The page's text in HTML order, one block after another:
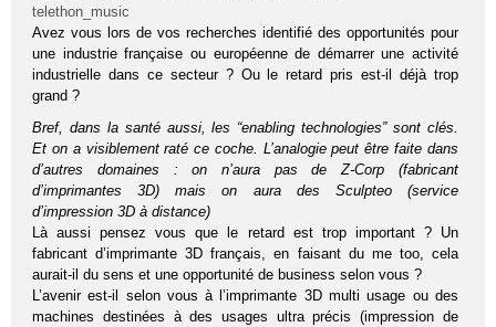
telethon_music
Avez vous lors de vos recherches identifié des opportunités pour
une industrie française ou européenne de démarrer une activité
industrielle dans ce secteur ? Ou le retard pris est-il déjà trop
grand ?
Bref, dans la santé aussi, les “enabling tech­no­lo­gies” sont clés.
Et on a visi­ble­ment raté ce coche. L’analogie peut être faite dans
d’autres domaines : on n’aura pas de Z-Corp (fabri­cant
d’imprimantes 3D) mais on aura des Sculp­teo (ser­vice
d’impression 3D à dis­tance)
Là aussi pensez vous que le retard est trop important ? Un
fabricant d’imprimante 3D français, en faisant du me too, cela
aurait-il du sens et une opportunité de business selon vous ?
L’avenir est-il selon vous à l’imprimante 3D multi usage ou des
machines destinées à des usages ultra précis (impression de